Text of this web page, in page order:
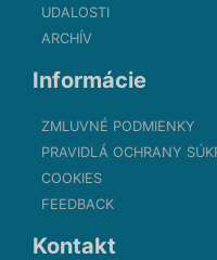
UDALOSTI
ARCHÍV
Informácie
ZMLUVNÉ PODMIENKY
PRAVIDLÁ OCHRANY
COOKIES
FEEDBACK
Kontakt